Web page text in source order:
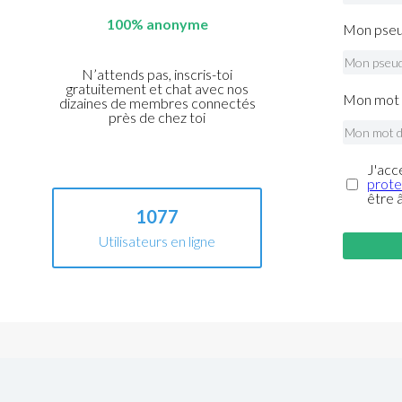
100% anonyme
N’attends pas, inscris-toi
gratuitement et chat avec nos
dizaines de membres connectés
près de chez toi
1077
Utilisateurs en ligne
Mon
Mon mot
être